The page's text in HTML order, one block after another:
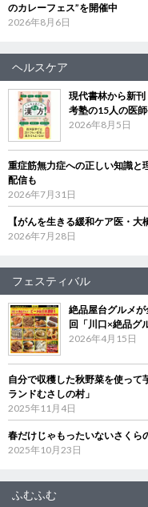
のカレーフェス”を開催中
2026年8月6日
ヘルスケア
現代書林から新
考塾の15人の医
2026年8月5日
重症筋無力症への正しい知識
配信も
2026年7月31日
【がんを生きる緩和ケア医・
2026年7月28日
フェスティバル
絶品屋台グルメ
回「川口×絶品グ
2026年4月15日
自分で収穫した秋野菜を使っ
ランドむさしの村」
2025年11月4日
春だけじゃもったいないさくら
2025年10月23日
ふむふむ